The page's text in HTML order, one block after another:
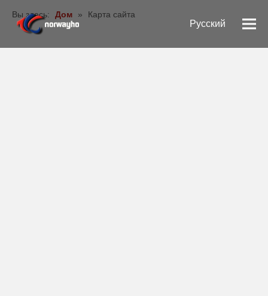
Pусский
Вы здесь: Дом » Карта сайта